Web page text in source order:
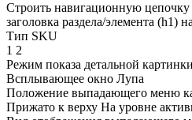
Строить навигационную цепочку
заголовка раздела/элемента (h1)
Тип SKU
1 2
Режим показа детальной картинки
Всплывающее окно Лупа
Положение выпадающего меню
Прижато к верху На уровне